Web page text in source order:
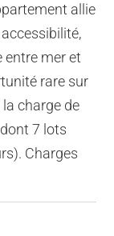
allie
entre mer et
rare sur
la charge de
7 lots
Charges